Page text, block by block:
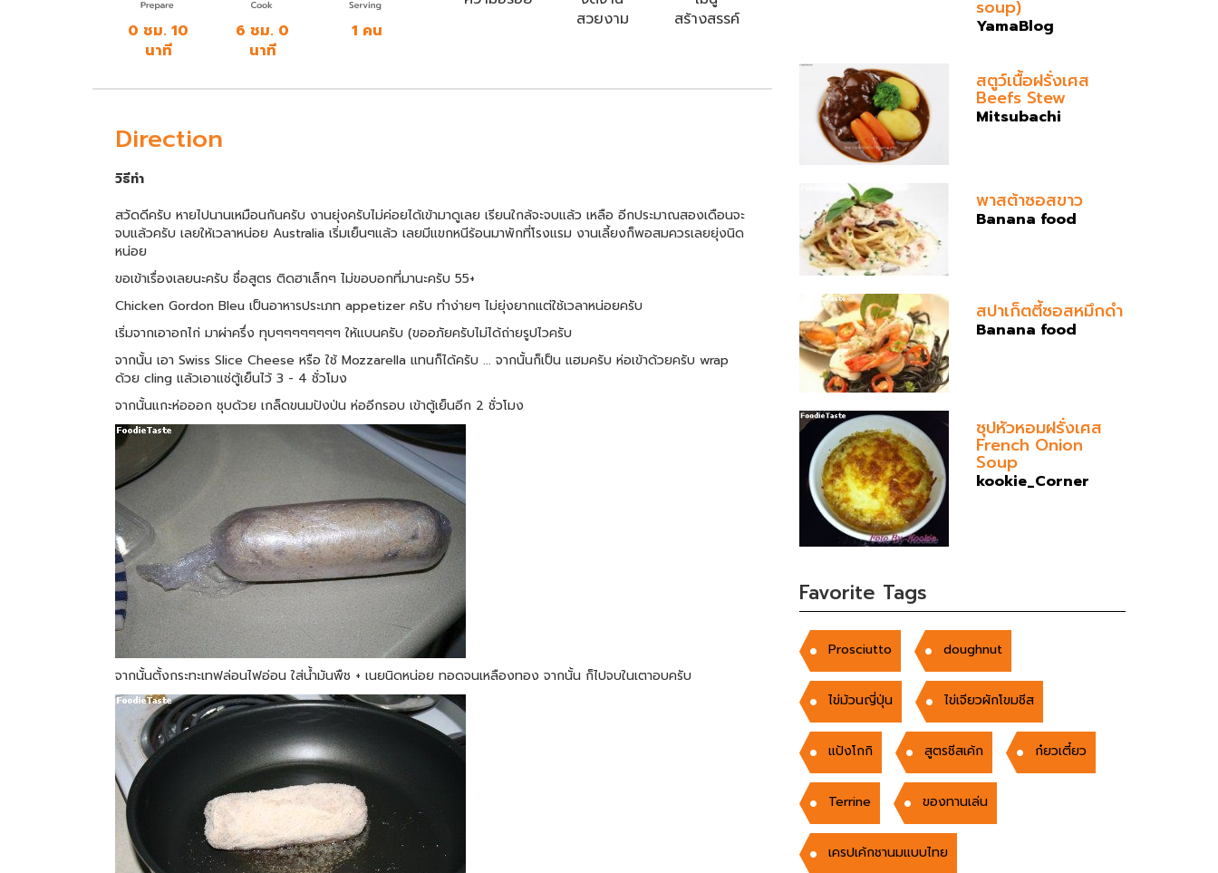
0 ชม. 10
นาที
6 ชม. 0
นาที
1 คน
สวยงาม
สร้างสรรค์
Direction
วิธีทำ
สวัดดีครับ หายไปนานเหมือนกันครับ งานยุ่งครับไม่ค่อยได้เข้ามาดูเลย เรียนใกล้จะจบแล้ว เหลือ อีกประมาณสองเดือนจะ
จบแล้วครับ เลยให้เวลาหน่อย Australia เริ่มเย็นๆแล้ว เลยมีแขกหนีร้อนมาพักที่โรงแรม งานเลี้ยงก็พอสมควรเลยยุ่งนิด
หน่อย
ขอเข้าเรื่องเลยนะครับ ชื่อสูตร ติดฮาเล็กๆ ไม่ขอบอกที่มานะครับ 55+
Chicken Gordon Bleu เป็นอาหารประเภท appetizer ครับ ทำง่ายๆ ไม่ยุ่งยากแต่ใช้เวลาหน่อยครับ
เริ่มจากเอาอกไก่ มาผ่าครึ่ง ทุบๆๆๆๆๆๆๆๆ ให้แบนครับ (ขออภัยครับไม่ได้ถ่ายรูปไวครับ
จากนั้น เอา Swiss Slice Cheese หรือ ใช้ Mozzarella แทนก็ได้ครับ ... จากนั้นก็เป็น แฮมครับ ห่อเข้าด้วยครับ wrap
ด้วย cling แล้วเอาแช่ตู้เย็นไว้ 3 - 4 ชั่วโมง
จากนั้นแกะห่อออก ชุบด้วย เกล็ดขนมปังป่น ห่ออีกรอบ เข้าตู้เย็นอีก 2 ชั่วโมง
จากนั้นตั้งกระทะเทฟล่อนไฟอ่อน ใส่น้ำมันพืช + เนยนิดหน่อย ทอดจนเหลืองทอง จากนั้น ก็ไปจบในเตาอบครับ
soup)
YamaBlog
สตูว์เนื้อฝรั่งเศส
Beefs Stew
Mitsubachi
พาสต้าซอสขาว
Banana food
สปาเก็ตตี้ซอสหมึกดำ
Banana food
ซุปหัวหอมฝรั่งเศส
French Onion
Soup
kookie_Corner
Favorite Tags
Prosciutto doughnut
ไข่ม้วนญี่ปุ่น ไข่เจียวผักโขมชีส
แป้งโกกิ สูตรชีสเค้ก ก๋ยวเตี๋ยว
Terrine ของทานเล่น
เครปเค้กชานมแบบไทย